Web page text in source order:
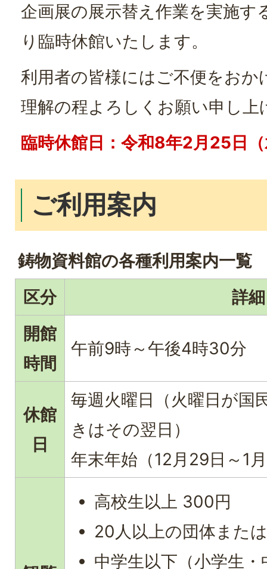
企画展の展示替え作業を実施す
り臨時休館いたします。
利用者の皆様にはご不便をお
理解の程よろしくお願い申し上
臨時休館日：令和8年2月25日
ご利用案内
鋳物資料館の各種利用案内一覧
区分
詳細
開館
時間
午前9時～午後4時30分
休館
日
毎週火曜日（火曜日が国
きはその翌日）
年末年始（12月29日～1
高校生以上 300円
20人以上の団体また
中学生以下（小学生